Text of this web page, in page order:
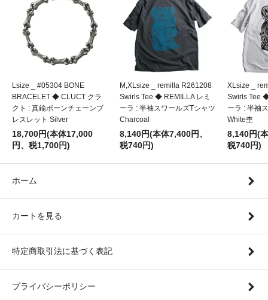
Lsize _ #05304 BONE
BRACELET ◆ CLUCT クラ
クト : 真鍮ボーンチェーンブ
レスレット Silver
18,700円(本体17,000
円、税1,700円)
M,XLsize _ remilla R261208
Swirls Tee ◆ REMILLA レミ
ーラ : 半袖スワールズTシャツ
Charcoal
8,140円(本体7,400円、
税740円)
XLsize _
Swirls Tee
ーラ : 半袖
White杢
8,140円(
税740円)
ホーム
カートを見る
特定商取引法に基づく表記
プライバシーポリシー